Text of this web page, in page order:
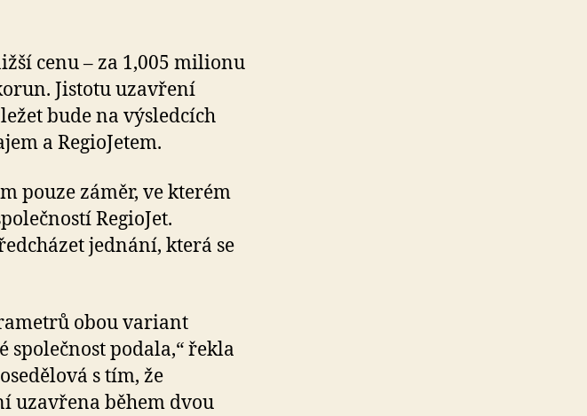
cenu – za 1,005 milionu
Jistotu uzavření
bude na výsledcích
a RegioJetem.
pouze záměr, ve kterém
RegioJet.
jednání, která se
obou variant
podala,“ řekla
s tím, že
uzavřena během dvou